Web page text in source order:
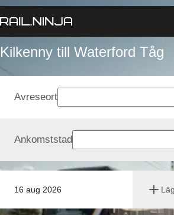
Kilkenny till Waterford Tåg
16 aug 2026
Avreseort
Ankomststad